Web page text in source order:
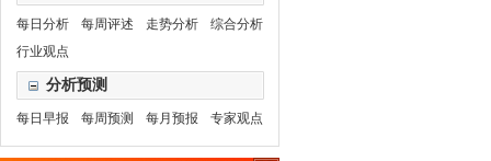
每日分析 每周评述 走势分析
综合分析
行业观点
分析预测
每日早报 每周预测 每月预报 专家观点